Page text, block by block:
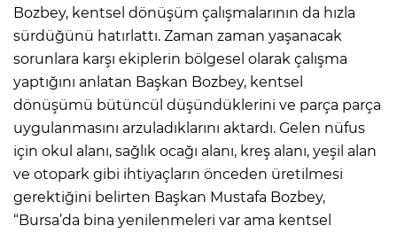
Bozbey, kentsel dönüşüm çalışmalarının da hızla
sürdüğünü hatırlattı. Zaman zaman yaşanacak
sorunlara karşı ekiplerin bölgesel olarak çalışma
yaptığını anlatan Başkan Bozbey, kentsel
dönüşümü bütüncül düşündüklerini ve parça parça
uygulanmasını arzuladıklarını aktardı. Gelen nüfus
için okul alanı, sağlık ocağı alanı, kreş alanı, yeşil alan
ve otopark gibi ihtiyaçların önceden üretilmesi
gerektiğini belirten Başkan Mustafa Bozbey,
“Bursa’da bina yenilenmeleri var ama kentsel